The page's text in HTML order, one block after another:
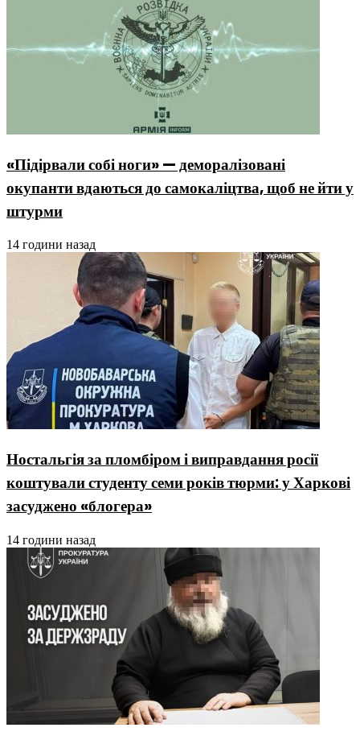
«Підірвали собі ноги» — деморалізовані
окупанти вдаються до самокаліцтва, щоб не йти у
штурми
14 години назад
Ностальгія за пломбіром і виправдання росії
коштували студенту семи років тюрми: у Харкові
засуджено «блогера»
14 години назад